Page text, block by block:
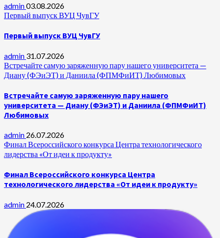
admin03.08.2026
Первый выпуск ВУЦ ЧувГУ
Первый выпуск ВУЦ ЧувГУ
admin 31.07.2026
Встречайте самую заряженную пару нашего университета —
Диану (ФЭиЭТ) и Даниила (ФПМФиИТ) Любимовых
Встречайте самую заряженную пару нашего
университета — Диану (ФЭиЭТ) и Даниила (ФПМФиИТ)
Любимовых
admin 26.07.2026
Финал Всероссийского конкурса Центра технологического
лидерства «От идеи к продукту»
Финал Всероссийского конкурса Центра
технологического лидерства «От идеи к продукту»
admin 24.07.2026